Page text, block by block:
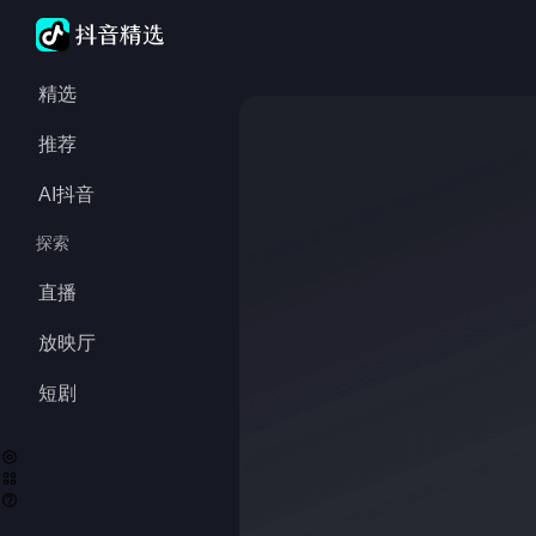
精选
推荐
AI抖音
探索
直播
放映厅
短剧